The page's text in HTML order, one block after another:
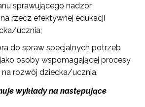
sprawującego nadzór
rzecz efektywnej edukacji
ucznia;
do spraw specjalnych potrzeb
osoby wspomagającej procesy
na rozwój dziecka/ucznia.
wykłady na następujące